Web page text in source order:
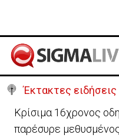
Έκτακτες ειδήσεις
Αίγυπτος και
αξιοποίησης Φ.Α από